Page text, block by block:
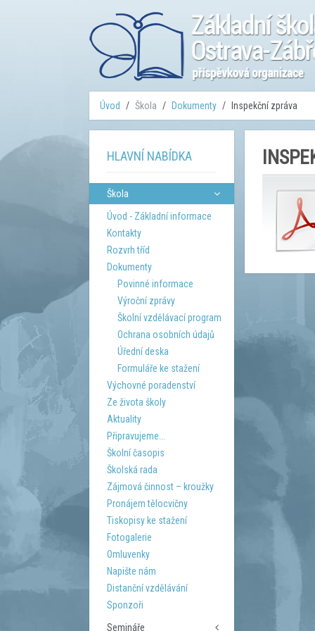
Úvod Škola Dokumenty Inspekční zpráva
HLAVNÍ NABÍDKA
Škola
Úvod - Základní informace
Kontakty
Rozvrh tříd
Dokumenty
Povinné informace
Výroční zprávy
Školní vzdělávací program
Ochrana osobních údajů
Úřední deska
Formuláře ke stažení
Výchovné poradenství
Ze života školy
Aktuality
Připravujeme...
Školní časopis
Školská rada
Zájmová činnost – kroužky
Pronájem tělocvičny
Tiskopisy ke stažení
Fotogalerie
Omluvenky
Napište nám
Distanční vzdělávání
Sponzoři
Semináře